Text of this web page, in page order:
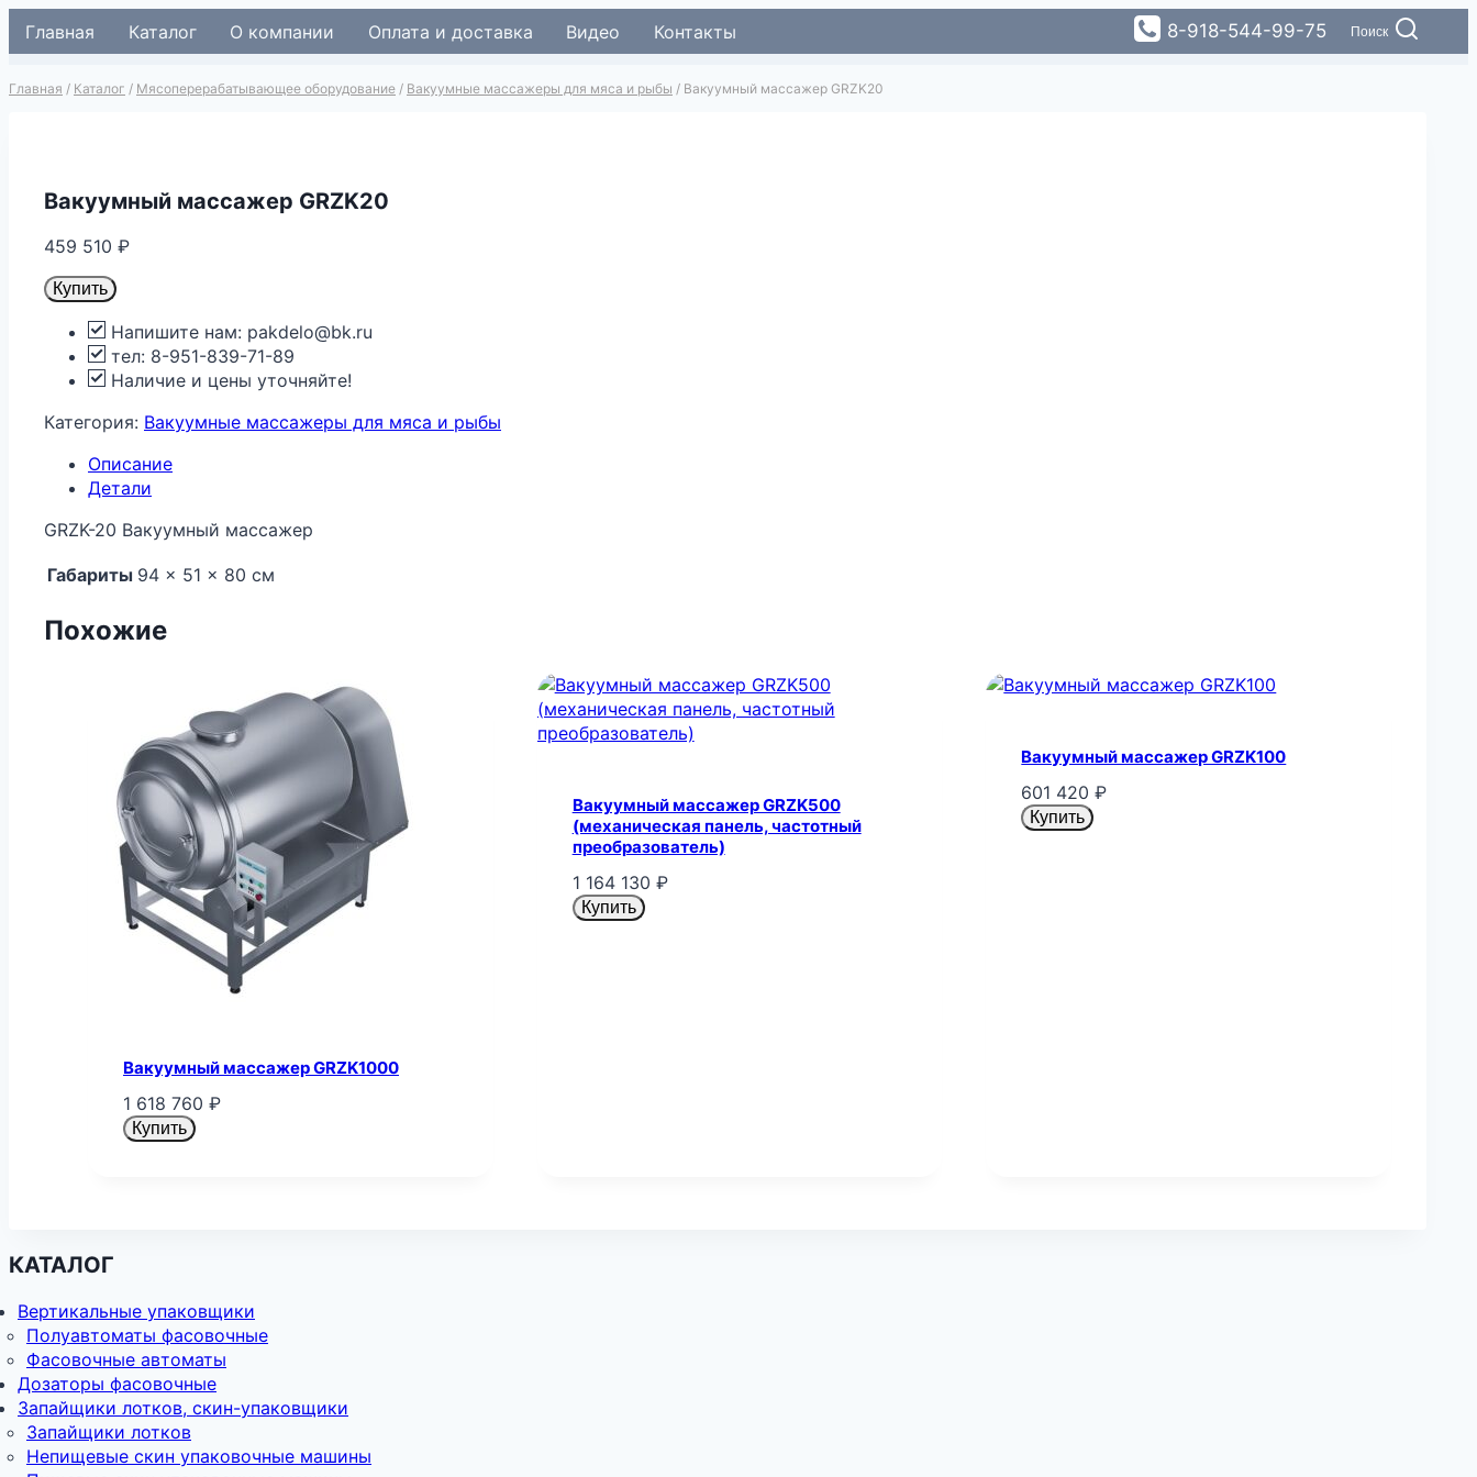
Перейти
Главная Каталог О компании Оплата и доставка Видео Контакты 8-918-544-99-75 Поиск
Главная / Каталог / Мясоперерабатывающее оборудование / Вакуумные массажеры для мяса и рыбы / Вакуумный массажер GRZK20
Вакуумный массажер GRZK20
459 510 ₽
Купить
Напишите нам: pakdelo@bk.ru
тел: 8-951-839-71-89
Наличие и цены уточняйте!
Категория: Вакуумные массажеры для мяса и рыбы
Описание
Детали
GRZK-20 Вакуумный массажер
Габариты 94 × 51 × 80 см
Похожие
Вакуумный массажер GRZK1000
1 618 760 ₽
Купить
Вакуумный массажер GRZK500
(механическая панель, частотный
преобразователь)
1 164 130 ₽
Купить
Вакуумный массажер GRZK100
601 420₽
Купить
КАТАЛОГ
Вертикальные упаковщики
Полуавтоматы фасовочные
Фасовочные автоматы
Дозаторы фасовочные
Запайщики лотков, скин-упаковщики
Запайщики лотков
Непищевые скин упаковочные машины